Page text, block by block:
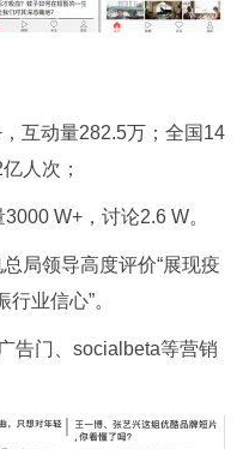
互动量282.5万；全国14
人次；
W+，讨论2.6 W。
局领导高度评价“展现疫
业信心”。
告门、socialbeta等营销